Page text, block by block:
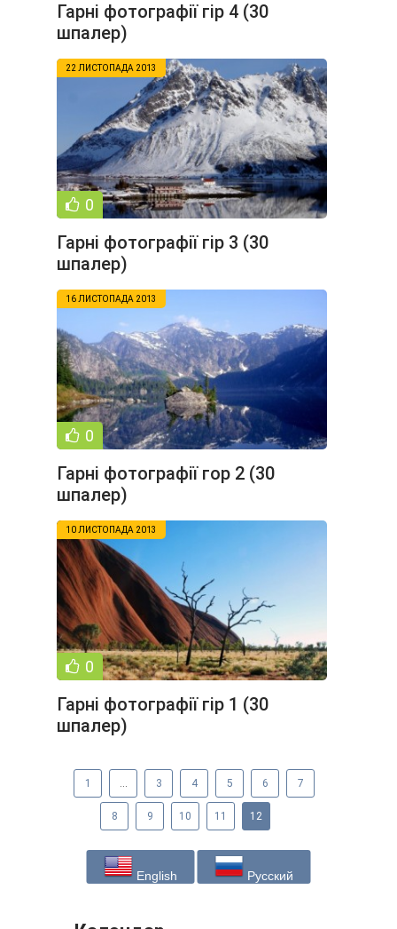
Гарні фотографії гір 4 (30
шпалер)
22 ЛИСТОПАДА 2013
0
Гарні фотографії гір 3 (30
шпалер)
16 ЛИСТОПАДА 2013
0
Гарні фотографії гор 2 (30
шпалер)
10 ЛИСТОПАДА 2013
0
Гарні фотографії гір 1 (30
шпалер)
1 ... 3 4 5 6 7
8 9 10 11 12
English Русский